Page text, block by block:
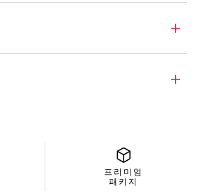
타일. 재생 소재로 완성된 패키지에는 효
프리미엄
패키지